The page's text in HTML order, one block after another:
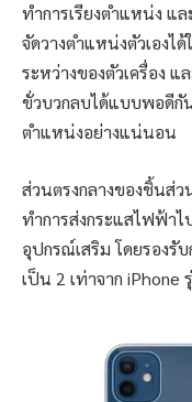
ทำการเรียงตำแหน่ง แ
จัดวางตำแหน่งตัวเอง
ระหว่างของตัวเครื่อง
ขั่วบวกลบได้แบบพอดีกั
ตำแหน่งอย่างแน่นอน
ส่วนตรงกลางของชิ้นส่
ทำการส่งกระแสไฟฟ้าไ
อุปกรณ์เสริม โดยรองรั
เป็น 2 เท่าจาก